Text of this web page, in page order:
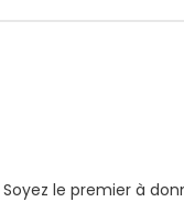
le premier à